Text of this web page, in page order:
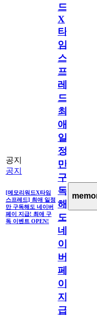
공지
공지
[메모리워드X타임
스프레드] 최애 일정
만 구독해도 네이버
페이 지급! 최애 구
독 이벤트 OPEN!
드
X
타
임
스
프
레
드]
최
애
일
정
만
구
독
해
도
네
이
버
페
이
지
급!